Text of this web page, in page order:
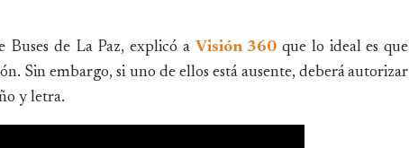
de La Paz, explicó a Visión 360 que lo ideal es que
Sin embargo, si uno de ellos está ausente, deberá autorizar
y letra.